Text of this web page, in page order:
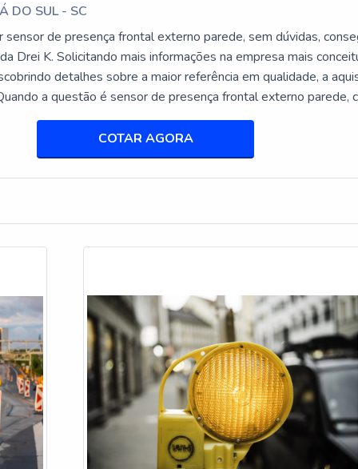
TORRE COM SENSORES E
COM SENSORES
permite uma automação eficiente dos processos industriais.
visuais e sonoros em resposta a condições específicas, como
a segurança, mas também aumenta a eficiência
SEU SINALIZADOR TORRE
PEDIDO
informações detalhadas sobre o ambiente de instalação e
e tipo de sinalização. Isso garante que o produto atenda
oferece suporte completo durante o processo de
DO SUL - SC
sensor de presença frontal externo parede, sem dúvidas,
Drei K. Solicitando mais informações na empresa mais
detalhes sobre a maior referência em qualidade, a
a questão é sensor de presença frontal externo parede,
da Drei K poderá encontrar excelente custo-
COTAR AGORA